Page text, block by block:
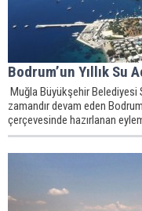
Bodrum’un Yıllık Su
Muğla Büyükşehir Belediyesi
zamandır devam eden
çerçevesinde hazırlanan